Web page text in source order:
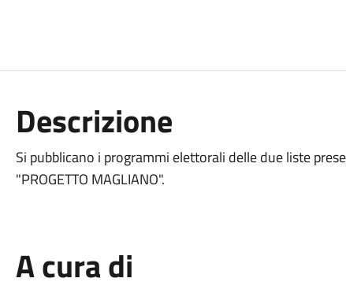
Descrizione
Si pubblicano i programmi elettorali delle due liste
"PROGETTO MAGLIANO".
A cura di